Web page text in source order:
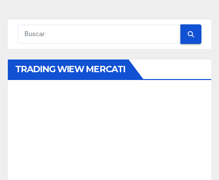
TRADING WIEW MERCATI